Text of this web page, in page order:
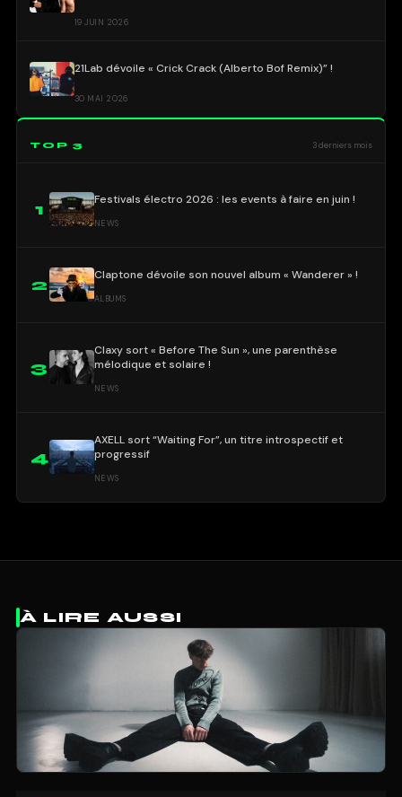
19 JUIN 2026
21Lab dévoile « Crick Crack (Alberto Bof Remix)” !
30 MAI 2026
TOP 3 3 derniers mois
1
Festivals électro 2026 : les events à faire en juin !
NEWS
2
Claptone dévoile son nouvel album « Wanderer » !
ALBUMS
3
Claxy sort « Before The Sun », une parenthèse
mélodique et solaire !
NEWS
4
AXELL sort “Waiting For”, un titre introspectif et
progressif
NEWS
À LIRE AUSSI